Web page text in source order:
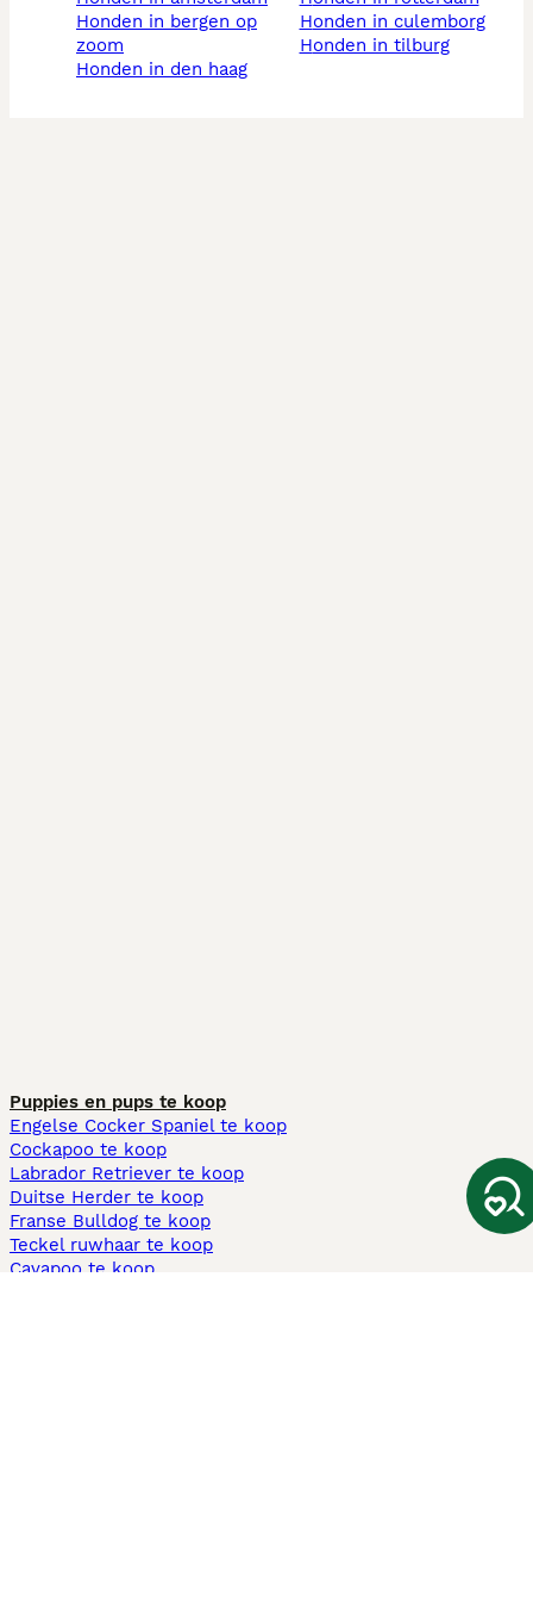
honden in bergen op
zoom
honden in den haag
honden in culemborg
honden in tilburg
Puppies en pups te koop
Engelse Cocker Spaniel te koop
Cockapoo te koop
Labrador Retriever te koop
Duitse Herder te koop
Franse Bulldog te koop
Teckel ruwhaar te koop
Cavapoo te koop